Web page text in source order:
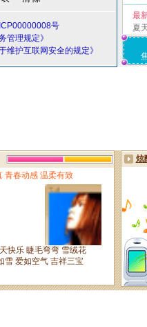
号
管理规定》
维护互联网安全的规定》
最
夏